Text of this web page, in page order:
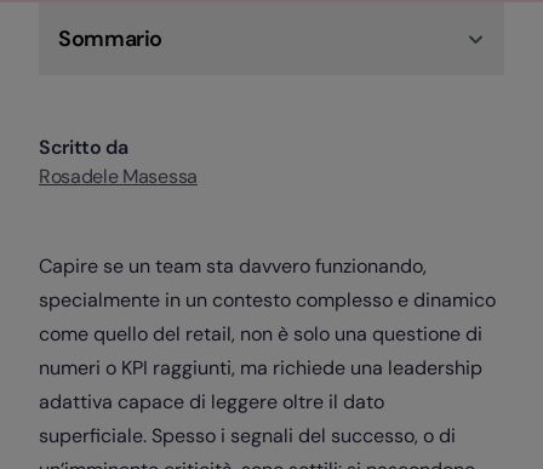
Sommario
Scritto da
Rosadele Masessa
Capire se un team sta davvero funzionando,
specialmente in un contesto complesso e dinamico
come quello del retail, non è solo una questione di
numeri o KPI raggiunti, ma richiede una leadership
adattiva capace di leggere oltre il dato
superficiale. Spesso i segnali del successo, o di